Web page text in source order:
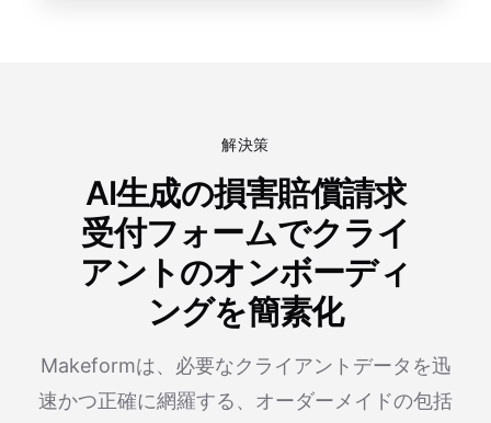
解決策
AI生成の損害賠償請求
受付フォームでクライ
アントのオンボーディ
ングを簡素化
Makeformは、必要なクライアントデータを迅
速かつ正確に網羅する、オーダーメイドの包括